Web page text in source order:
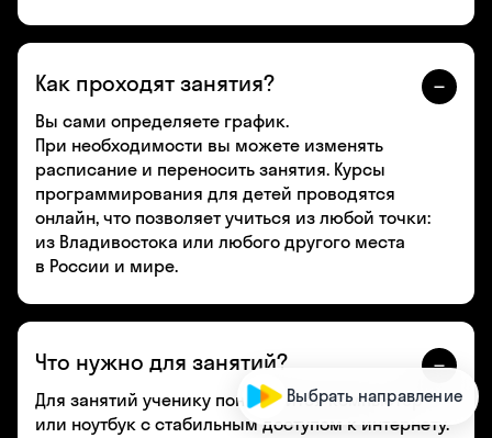
Как проходят занятия?
Вы сами определяете график.
При необходимости вы можете изменять
расписание и переносить занятия. Курсы
программирования для детей проводятся
онлайн, что позволяет учиться из любой точки:
из Владивостока или любого другого места
в России и мире.
Что нужно для занятий?
Для занятий ученику понадобится компьютер
или ноутбук с стабильным доступом к интернету.
Выбрать направление